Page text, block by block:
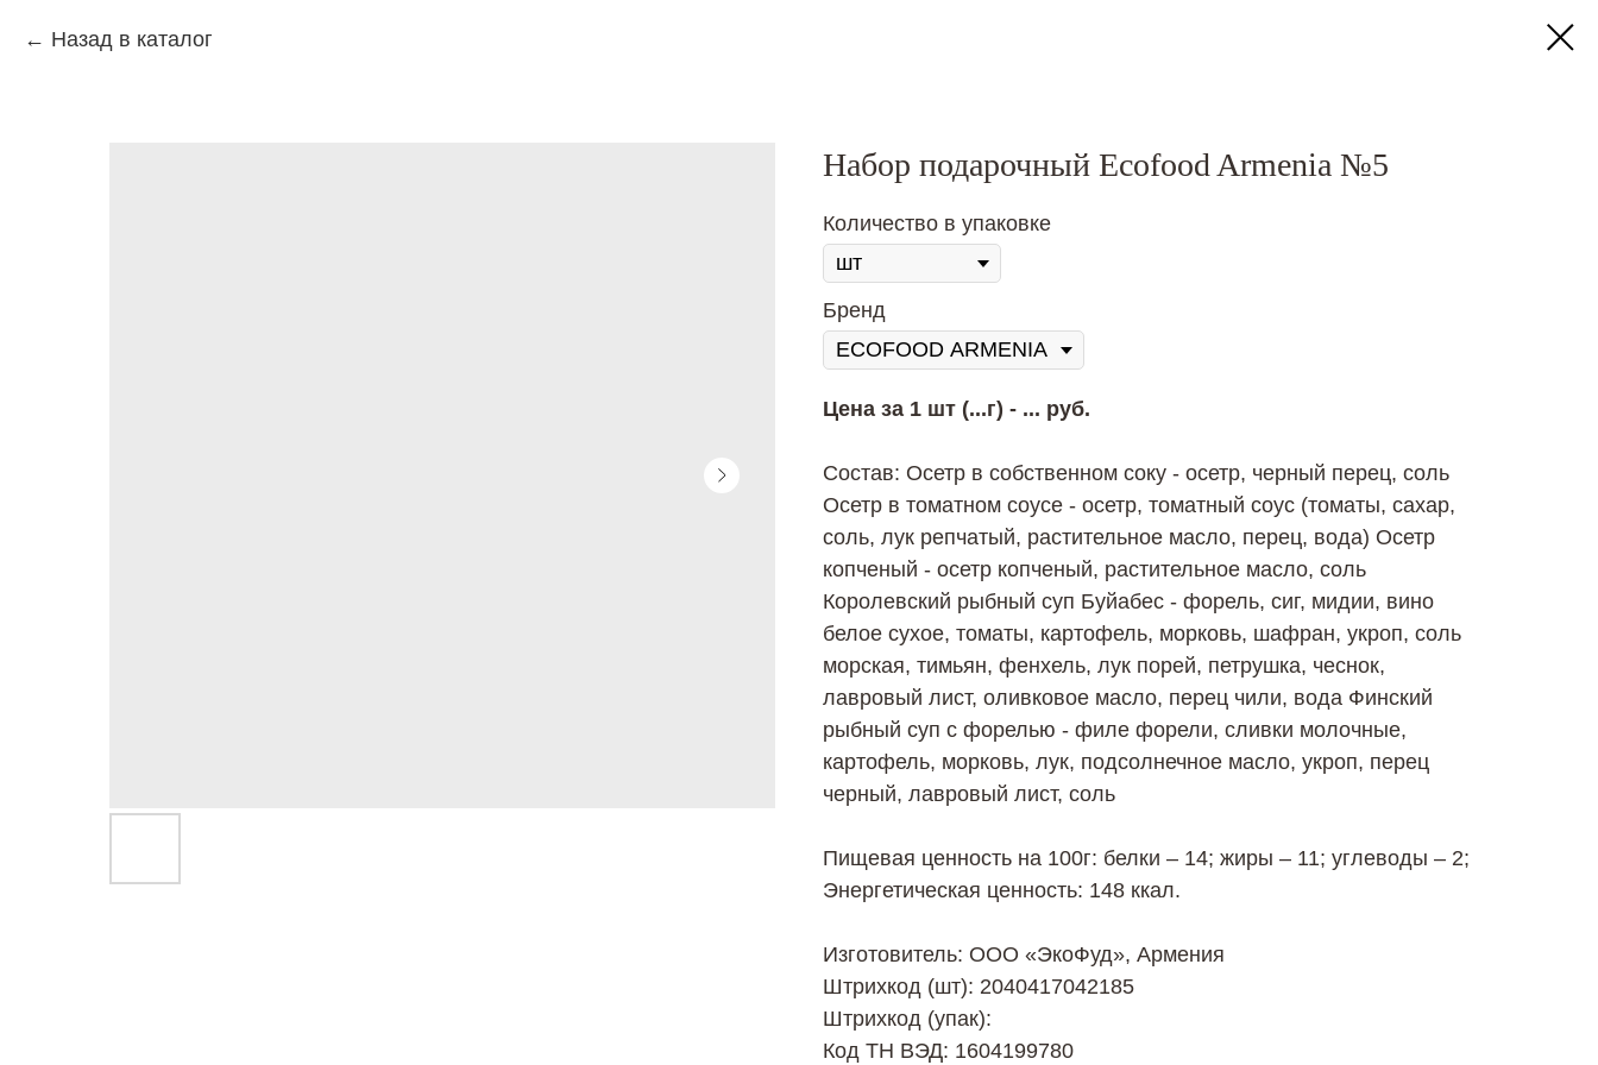
Назад в каталог
Набор подарочный Ecofood Armenia №5
Количество в упаковке
Бренд
Цена за 1 шт (...г) - ... руб.
Состав: Осетр в собственном соку - осетр, черный перец, соль
Осетр в томатном соусе - осетр, томатный соус (томаты, сахар,
соль, лук репчатый, растительное масло, перец, вода) Осетр
копченый - осетр копченый, растительное масло, соль
Королевский рыбный суп Буйабес - форель, сиг, мидии, вино
белое сухое, томаты, картофель, морковь, шафран, укроп, соль
морская, тимьян, фенхель, лук порей, петрушка, чеснок,
лавровый лист, оливковое масло, перец чили, вода Финский
рыбный суп с форелью - филе форели, сливки молочные,
картофель, морковь, лук, подсолнечное масло, укроп, перец
черный, лавровый лист, соль
Пищевая ценность на 100г: белки – 14; жиры – 11; углеводы – 2;
Энергетическая ценность: 148 ккал.
Изготовитель: ООО «ЭкоФуд», Армения
Штрихкод (шт): 2040417042185
Штрихкод (упак):
Код ТН ВЭД: 1604199780